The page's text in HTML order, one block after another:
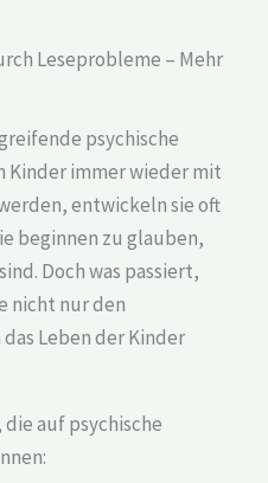
Leseprobleme – Mehr
psychische
Kinder immer wieder mit
entwickeln sie oft
beginnen zu glauben,
Doch was passiert,
nicht nur den
Leben der Kinder
auf psychische